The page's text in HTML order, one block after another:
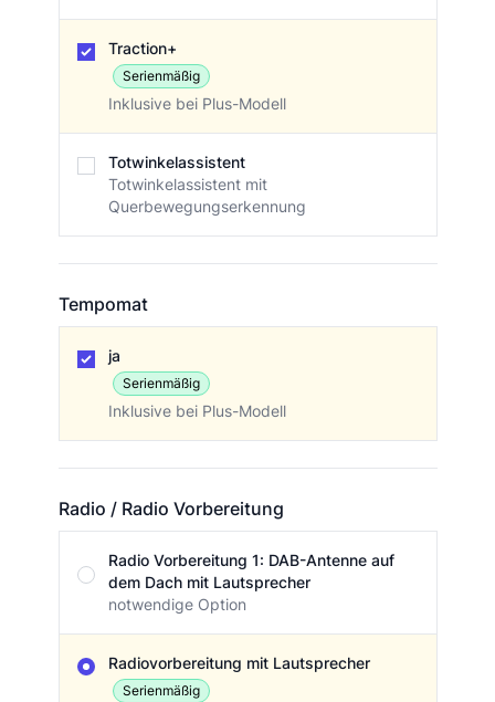
Traction+
Serienmäßig
Inklusive bei Plus-Modell
Totwinkelassistent
Totwinkelassistent mit
Querbewegungserkennung
Tempomat
ja
Serienmäßig
Inklusive bei Plus-Modell
Radio / Radio Vorbereitung
Radio Vorbereitung 1: DAB-Antenne auf
dem Dach mit Lautsprecher
notwendige Option
Radiovorbereitung mit Lautsprecher
Serienmäßig